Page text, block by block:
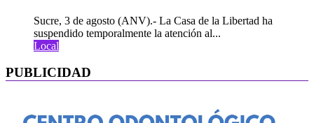
Sucre, 3 de agosto (ANV).- La Casa de la Libertad ha
suspendido temporalmente la atención al...
Local
PUBLICIDAD